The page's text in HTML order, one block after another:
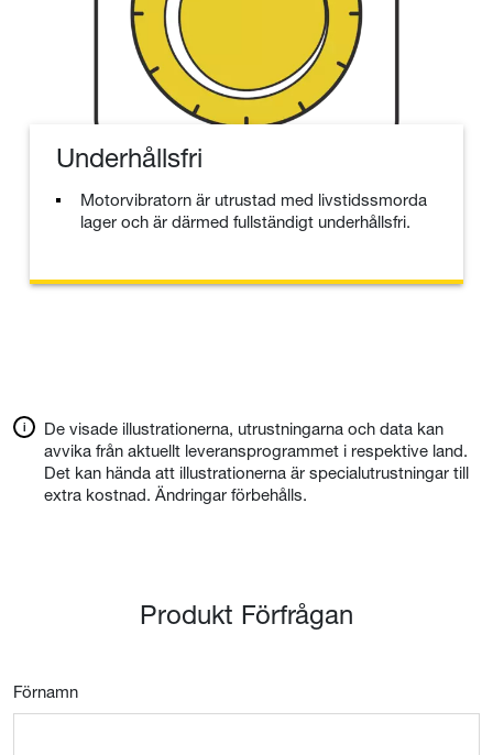
Underhållsfri
Motorvibratorn är utrustad med livstidssmorda
lager och är därmed fullständigt underhållsfri.
De visade illustrationerna, utrustningarna och data kan
avvika från aktuellt leveransprogrammet i respektive land.
Det kan hända att illustrationerna är specialutrustningar till
extra kostnad. Ändringar förbehålls.
Produkt Förfrågan
Förnamn